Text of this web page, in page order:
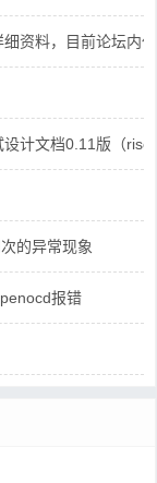
资料，目前论坛内
计文档0.11版（
的异常现象
报错